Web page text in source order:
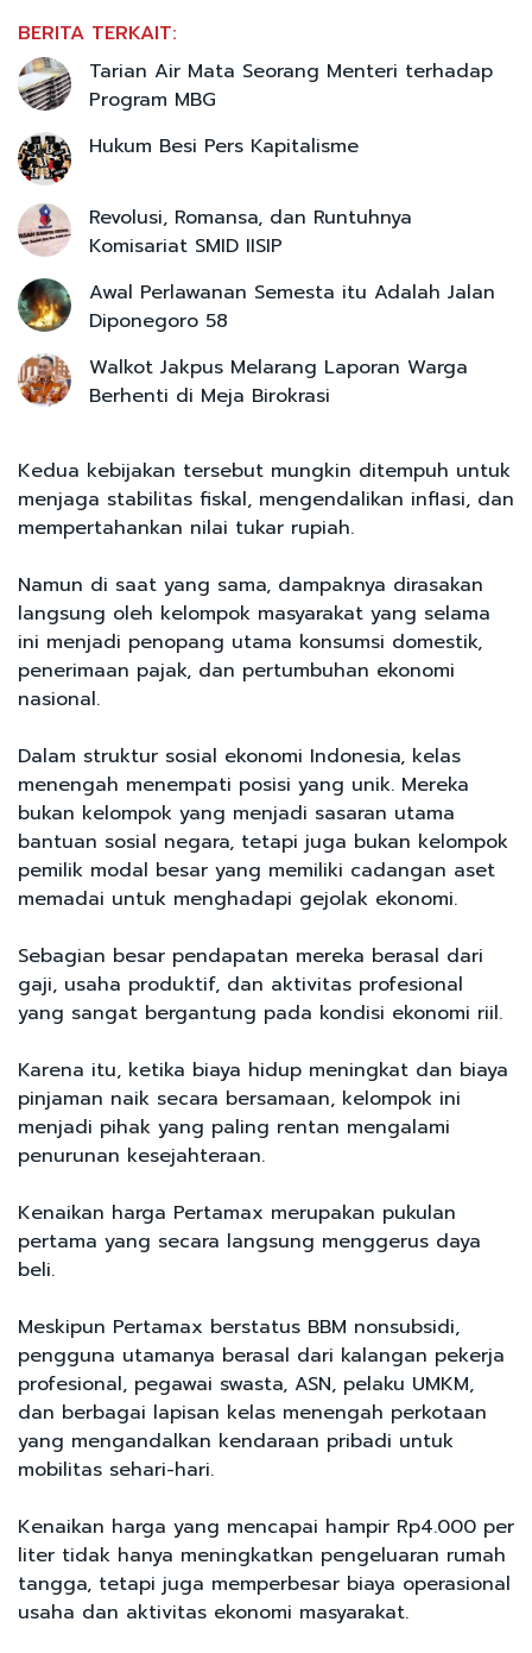
BERITA TERKAIT:
Tarian Air Mata Seorang Menteri terhadap
Program MBG
Hukum Besi Pers Kapitalisme
Revolusi, Romansa, dan Runtuhnya
Komisariat SMID IISIP
Awal Perlawanan Semesta itu Adalah Jalan
Diponegoro 58
Walkot Jakpus Melarang Laporan Warga
Berhenti di Meja Birokrasi
Kedua kebijakan tersebut mungkin ditempuh untuk
menjaga stabilitas fiskal, mengendalikan inflasi, dan
mempertahankan nilai tukar rupiah.
Namun di saat yang sama, dampaknya dirasakan
langsung oleh kelompok masyarakat yang selama
ini menjadi penopang utama konsumsi domestik,
penerimaan pajak, dan pertumbuhan ekonomi
nasional.
Dalam struktur sosial ekonomi Indonesia, kelas
menengah menempati posisi yang unik. Mereka
bukan kelompok yang menjadi sasaran utama
bantuan sosial negara, tetapi juga bukan kelompok
pemilik modal besar yang memiliki cadangan aset
memadai untuk menghadapi gejolak ekonomi.
Sebagian besar pendapatan mereka berasal dari
gaji, usaha produktif, dan aktivitas profesional
yang sangat bergantung pada kondisi ekonomi riil.
Karena itu, ketika biaya hidup meningkat dan biaya
pinjaman naik secara bersamaan, kelompok ini
menjadi pihak yang paling rentan mengalami
penurunan kesejahteraan.
Kenaikan harga Pertamax merupakan pukulan
pertama yang secara langsung menggerus daya
beli.
Meskipun Pertamax berstatus BBM nonsubsidi,
pengguna utamanya berasal dari kalangan pekerja
profesional, pegawai swasta, ASN, pelaku UMKM,
dan berbagai lapisan kelas menengah perkotaan
yang mengandalkan kendaraan pribadi untuk
mobilitas sehari-hari.
Kenaikan harga yang mencapai hampir Rp4.000 per
liter tidak hanya meningkatkan pengeluaran rumah
tangga, tetapi juga memperbesar biaya operasional
usaha dan aktivitas ekonomi masyarakat.